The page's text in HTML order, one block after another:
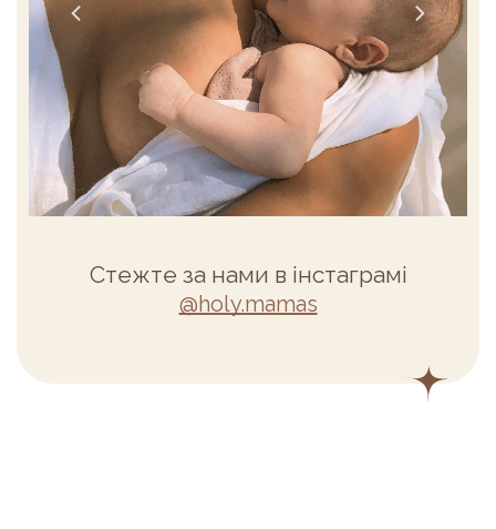
Стежте за нами в інстаграмі
@holy.mamas